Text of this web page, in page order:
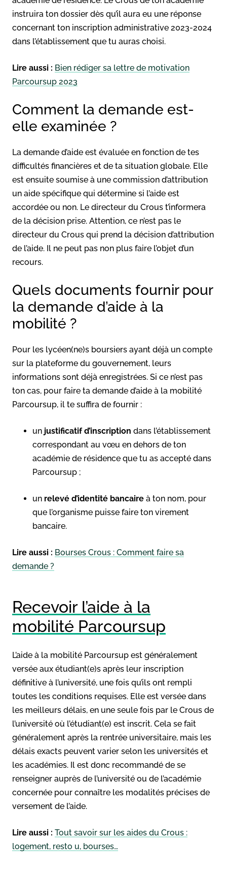
instruira ton dossier dès qu’il aura eu une réponse
concernant ton inscription administrative 2023-2024
dans l’établissement que tu auras choisi.
Lire aussi : Bien rédiger sa lettre de motivation
Parcoursup 2023
Comment la demande est-
elle examinée ?
La demande d’aide est évaluée en fonction de tes
difficultés financières et de ta situation globale. Elle
est ensuite soumise à une commission d’attribution
un aide spécifique qui détermine si l’aide est
accordée ou non. Le directeur du Crous t’informera
de la décision prise. Attention, ce n’est pas le
directeur du Crous qui prend la décision d’attribution
de l’aide. Il ne peut pas non plus faire l’objet d’un
recours.
Quels documents fournir pour
la demande d’aide à la
mobilité ?
Pour les lycéen(ne)s boursiers ayant déjà un compte
sur la plateforme du gouvernement, leurs
informations sont déjà enregistrées. Si ce n’est pas
ton cas, pour faire ta demande d’aide à la mobilité
Parcoursup, il te suffira de fournir :
un justificatif d’inscription dans l’établissement
correspondant au vœu en dehors de ton
académie de résidence que tu as accepté dans
Parcoursup ;
un relevé d’identité bancaire à ton nom, pour
que l’organisme puisse faire ton virement
bancaire.
Lire aussi : Bourses Crous : Comment faire sa
demande ?
Recevoir l’aide à la
mobilité Parcoursup
L’aide à la mobilité Parcoursup est généralement
versée aux étudiant(e)s après leur inscription
définitive à l’université, une fois qu’ils ont rempli
toutes les conditions requises. Elle est versée dans
les meilleurs délais, en une seule fois par le Crous de
l’université où l’étudiant(e) est inscrit. Cela se fait
généralement après la rentrée universitaire, mais les
délais exacts peuvent varier selon les universités et
les académies. Il est donc recommandé de se
renseigner auprès de l’université ou de l’académie
concernée pour connaître les modalités précises de
versement de l’aide.
Lire aussi : Tout savoir sur les aides du Crous :
logement, resto u, bourses…